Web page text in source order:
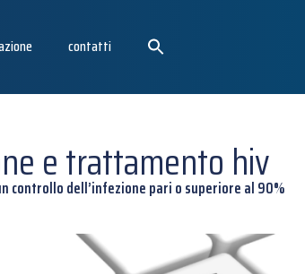
contatti
e trattamento hiv
controllo dell’infezione pari o superiore al 90%